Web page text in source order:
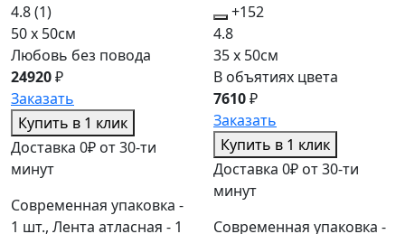
4.8(1)
50 x 50см
Любовь без повода
24920₽
Заказать
Купить в 1 клик
Доставка 0₽ от 30-ти
минут
Современная упаковка -
1 шт., Лента атласная - 1
+152
4.8
35 x 50см
В объятиях цвета
7610₽
Заказать
Купить в 1 клик
Доставка 0₽ от 30-ти
минут
Современная упаковка -